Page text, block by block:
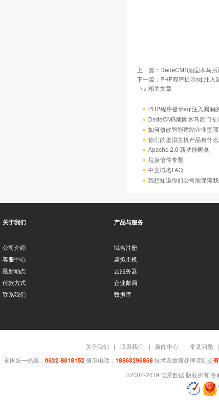
上一篇： DedeCMS顽固木马
下一篇： PHP程序提示sql注入
>> 相关文章
PHP程序提示sql注入漏洞
DedeCMS顽固木马后门
如何修改智能建站企业型
你们的虚拟主机产品有什
Apache 2.0 新功能概览
垃圾信件专题
中文域名FAQ
我想知道你们公司能保障
关于我们
公司介绍
客服中心
最新动态
付款方式
联系我们
产品与服务
域名注册
虚拟主机
云服务器
企业邮局
数据库
关于我们 | 联系我们 | 新闻中心 | 常见问题
|
全国统一热线： 0632-8818152值班电话： 18863296868技术及故障处理请提交
©2002-2019 亿景数据 版权所有鲁